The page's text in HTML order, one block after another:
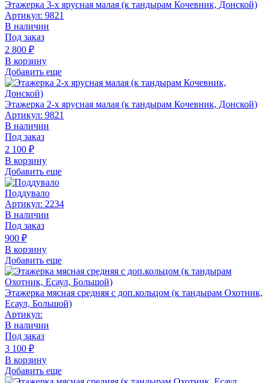
Этажерка 3-х ярусная малая (к тандырам Кочевник, Донской)
Артикул: 9821
В наличии
Под заказ
2 800 ₽
В корзину
Добавить еще
Этажерка 2-х ярусная малая (к тандырам Кочевник, Донской)
Артикул: 9821
В наличии
Под заказ
2 100 ₽
В корзину
Добавить еще
Поддувало
Артикул: 2234
В наличии
Под заказ
900 ₽
В корзину
Добавить еще
Этажерка мясная средняя с доп.кольцом (к тандырам Охотник,
Есаул, Большой)
Артикул:
В наличии
Под заказ
3 100 ₽
В корзину
Добавить еще